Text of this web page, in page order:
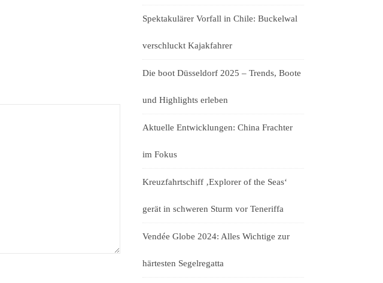
Spektakulärer Vorfall in Chile: Buckelwal
verschluckt Kajakfahrer
Die boot Düsseldorf 2025 – Trends, Boote
und Highlights erleben
Aktuelle Entwicklungen: China Frachter
im Fokus
Kreuzfahrtschiff ‚Explorer of the Seas‘
gerät in schweren Sturm vor Teneriffa
Vendée Globe 2024: Alles Wichtige zur
härtesten Segelregatta